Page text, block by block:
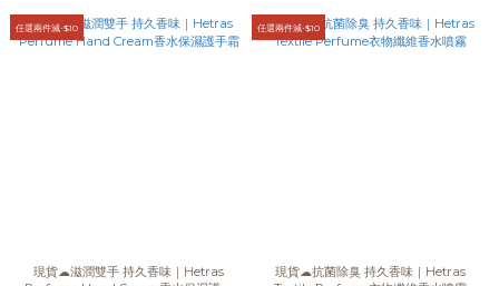
任選兩件減-$10
現貨☁滋潤雙手 持久香味｜Hetras
任選兩件減-$10
現貨☁抗菌除臭 持久香味｜Hetras